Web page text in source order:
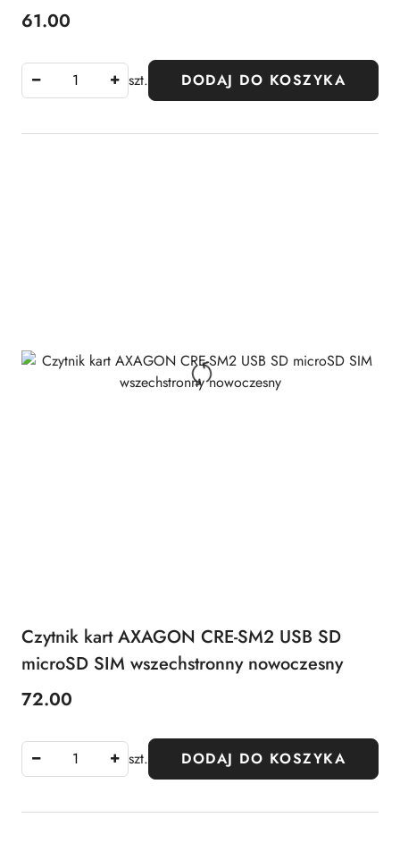
Cena:
61.00
szt. DODAJ DO KOSZYKA
Czytnik kart AXAGON CRE-SM2 USB SD
microSD SIM wszechstronny nowoczesny
Cena:
72.00
szt. DODAJ DO KOSZYKA